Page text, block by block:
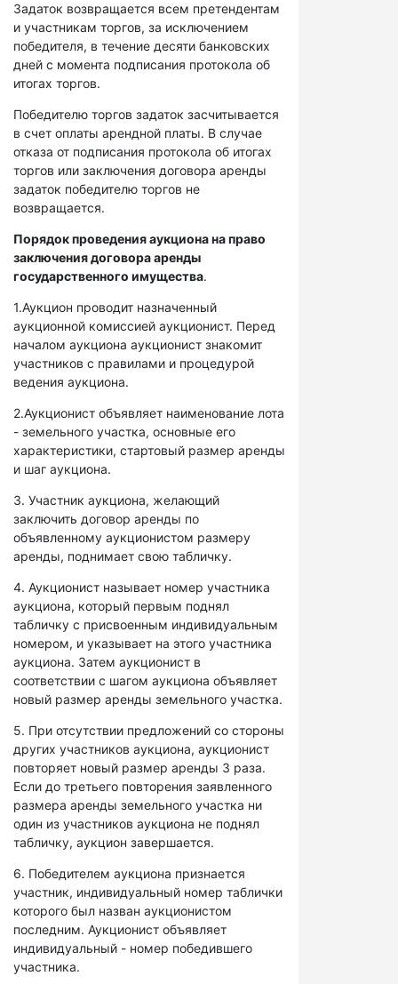
Задаток возвращается всем претендентам
и участникам торгов, за исключением
победителя, в течение десяти банковских
дней с момента подписания протокола об
итогах торгов.
Победителю торгов задаток засчитывается
в счет оплаты арендной платы. В случае
отказа от подписания протокола об итогах
торгов или заключения договора аренды
задаток победителю торгов не
возвращается.
Порядок проведения аукциона на право
заключения договора аренды
государственного имущества.
1.Аукцион проводит назначенный
аукционной комиссией аукционист. Перед
началом аукциона аукционист знакомит
участников с правилами и процедурой
ведения аукциона.
2.Аукционист объявляет наименование лота
- земельного участка, основные его
характеристики, стартовый размер аренды
и шаг аукциона.
3. Участник аукциона, желающий
заключить договор аренды по
объявленному аукционистом размеру
аренды, поднимает свою табличку.
4. Аукционист называет номер участника
аукциона, который первым поднял
табличку с присвоенным индивидуальным
номером, и указывает на этого участника
аукциона. Затем аукционист в
соответствии с шагом аукциона объявляет
новый размер аренды земельного участка.
5. При отсутствии предложений со стороны
других участников аукциона, аукционист
повторяет новый размер аренды 3 раза.
Если до третьего повторения заявленного
размера аренды земельного участка ни
один из участников аукциона не поднял
табличку, аукцион завершается.
6. Победителем аукциона признается
участник, индивидуальный номер таблички
которого был назван аукционистом
последним. Аукционист объявляет
индивидуальный - номер победившего
участника.